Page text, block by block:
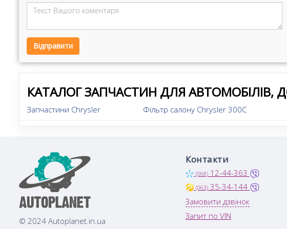
Відправити
КАТАЛОГ ЗАПЧАСТИН ДЛЯ АВТОМОБІЛІВ,
Запчастини Chrysler Фільтр салону Chrysler 300C
© 2024 Autoplanet.in.ua
Контакти
(068) 12-44-363
(063) 35-34-144
Замовити дзвінок
Запит по VIN